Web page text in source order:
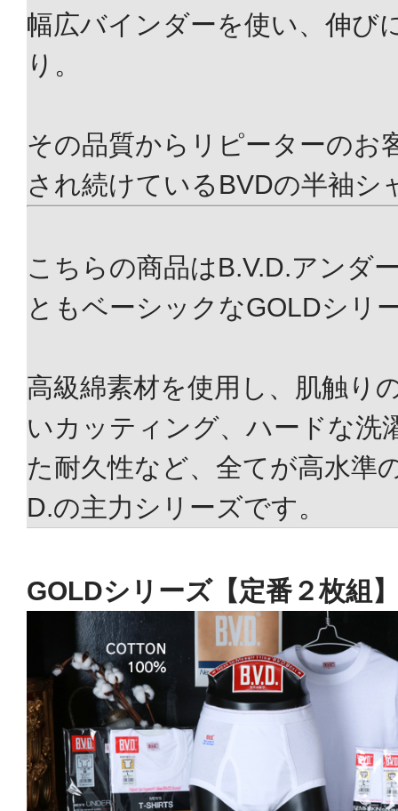
幅広バインダーを使い、伸び
り。
その品質からリピーターのお
され続けているBVDの半袖シ
こちらの商品はB.V.D.アンダ
ともベーシックなGOLDシリ
高級綿素材を使用し、肌触り
いカッティング、ハードな洗
た耐久性など、全てが高水準
D.の主力シリーズです。
GOLDシリーズ【定番２枚組】